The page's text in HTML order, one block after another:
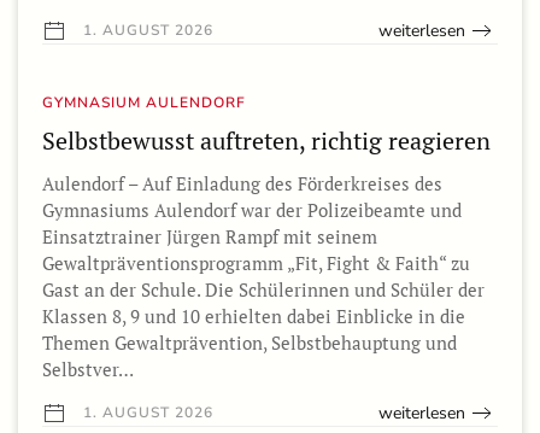
1. AUGUST 2026 weiterlesen
GYMNASIUM AULENDORF
Selbstbewusst auftreten, richtig reagieren
Aulendorf – Auf Einladung des Förderkreises des
Gymnasiums Aulendorf war der Polizeibeamte und
Einsatztrainer Jürgen Rampf mit seinem
Gewaltpräventionsprogramm „Fit, Fight & Faith“ zu
Gast an der Schule. Die Schülerinnen und Schüler der
Klassen 8, 9 und 10 erhielten dabei Einblicke in die
Themen Gewaltprävention, Selbstbehauptung und
Selbstver…
1. AUGUST 2026 weiterlesen